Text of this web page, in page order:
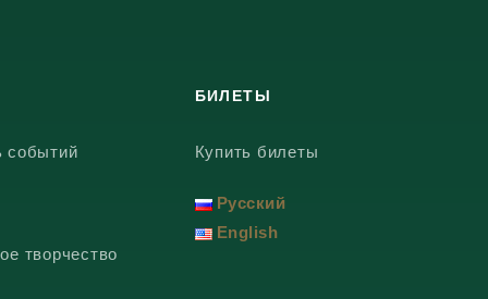
событий
творчество
БИЛЕТЫ
Купить билеты
Русский
English